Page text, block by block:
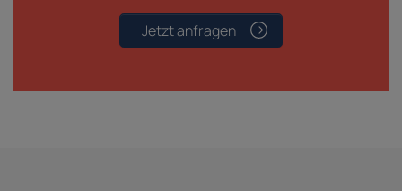
Jetzt anfragen